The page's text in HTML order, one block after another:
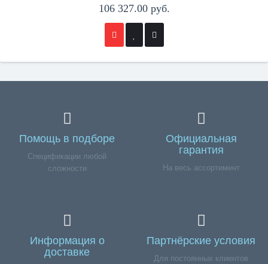
106 327.00 руб.
Помощь в подборе
Спецификации любой
сложности
Официальная
гарантия
На весь ассортимент
Информация о
доставке
Партнёрские условия
Для постоянных клиентов